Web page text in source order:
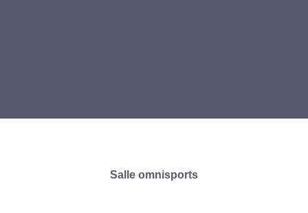
Salle omnisports